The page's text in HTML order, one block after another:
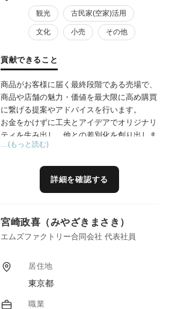
観光 古民家(空家)活用
文化 小売 その他
貢献できること
商品がお客様に届く最終段階である売場で、
商品や店舗の魅力・価値を最大限に高め購買
に繋げる提案やアドバイスを行います。
お金をかけずに工夫とアイデアでオリジナリ
ティを生み出し、他との差別化を創り出しま
す。
た、資源を再利用する支援手法である為、
SDGｓ観点でも貢献をしています。
…(もっと読む)
詳細を確認する
宮崎政喜（みやざきまさき）
エムズファクトリー合同会社 代表社員
居住地
東京都
職業